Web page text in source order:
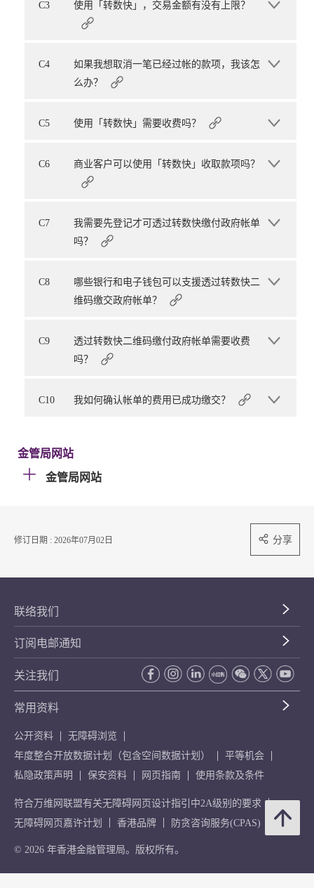
C3 使用「转数快」，交易金额有没有上限？
C4
如果我想取消一笔已经过帐的款项，我该怎
么办？
C5 使用「转数快」需要收费吗？
C6 商业客户可以使用「转数快」收取款项吗？
C7
我需要先登记才可透过转数快缴付政府帐单
吗？
C8
哪些银行和电子钱包可以支援透过转数快二
维码缴交政府帐单？
C9
透过转数快二维码缴付政府帐单需要收费
吗？
C10 我如何确认帐单的费用已成功缴交？
金管局网站
金管局网站
修订日期 : 2026年07月02日 分享
联络我们
订阅电邮通知
关注我们
常用资料
公开资料
无障碍浏览
年度整合开放数据计划（包含空间数据计划）
平等机会
私隐政策声明
保安资料 网页指南 使用条款及条件
符合万维网联盟有关无障碍网页设计指引中2A级别的要求
无障碍网页嘉许计划
香港品牌 防贪咨询服务(CPAS)
© 2026 年香港金融管理局。版权所有。